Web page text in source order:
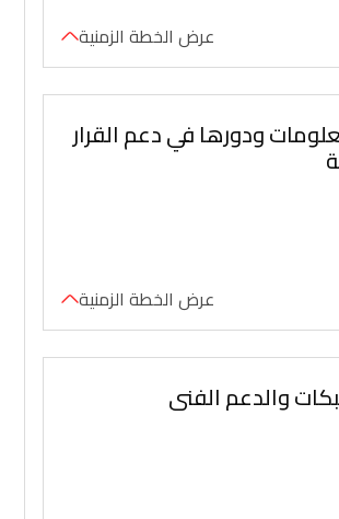
عرض الخطة الزمنية
ودورها في دعم القرار
عرض الخطة الزمنية
والدعم الفني